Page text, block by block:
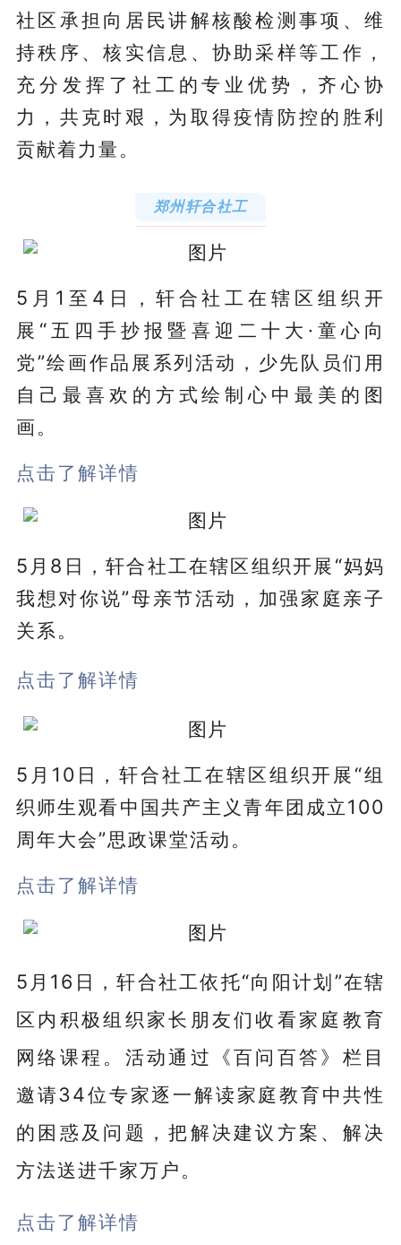
社区承担向居民讲解核酸检测事项、维
持秩序、核实信息、协助采样等工作，
充分发挥了社工的专业优势，齐心协
力，共克时艰，为取得疫情防控的胜利
贡献着力量。
郑州轩合社工
5月1至4日，轩合社工在辖区组织开
展“五四手抄报暨喜迎二十大·童心向
党”绘画作品展系列活动，少先队员们用
自己最喜欢的方式绘制心中最美的图
画。
点击了解详情
5月8日，轩合社工在辖区组织开展“妈妈
我想对你说”母亲节活动，加强家庭亲子
关系。
点击了解详情
5月10日，轩合社工在辖区组织开展“组
织师生观看中国共产主义青年团成立100
周年大会”思政课堂活动。
点击了解详情
5月16日，轩合社工依托“向阳计划”在辖
区内积极组织家长朋友们收看家庭教育
网络课程。 活动通过《百问百答》栏目
邀请34位专家逐一解读家庭教育中共性
的困惑及问题，把解决建议方案、解决
方法送进千家万户。
点击了解详情